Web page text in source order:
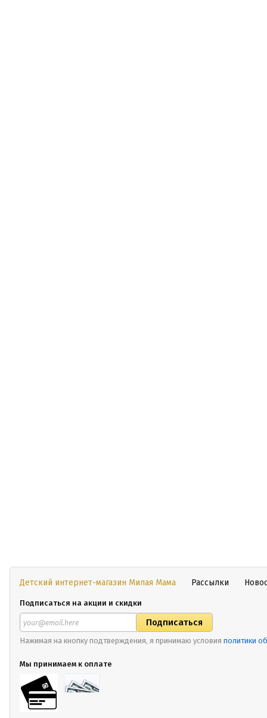
Детский интернет-магазин Милая Мама Рассылки
Подписаться на акции и скидки
Нажимая на кнопку подтверждения, я принимаю условия политики
Мы принимаем к оплате